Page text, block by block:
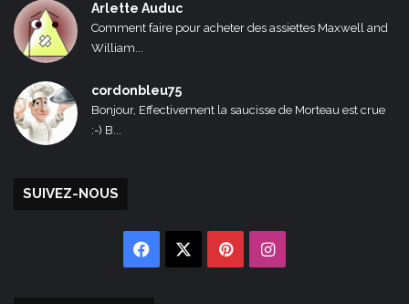
Arlette Auduc
Comment faire pour acheter des assiettes Maxwell and
William...
cordonbleu75
Bonjour, Effectivement la saucisse de Morteau est crue
:-) B...
SUIVEZ-NOUS
Facebook PinterestInstagram